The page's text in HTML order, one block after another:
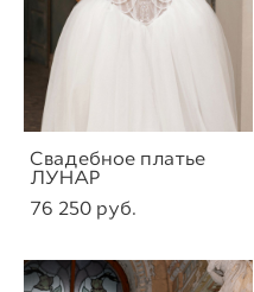
Свадебное платье
ЛУНАР
76 250 pуб.